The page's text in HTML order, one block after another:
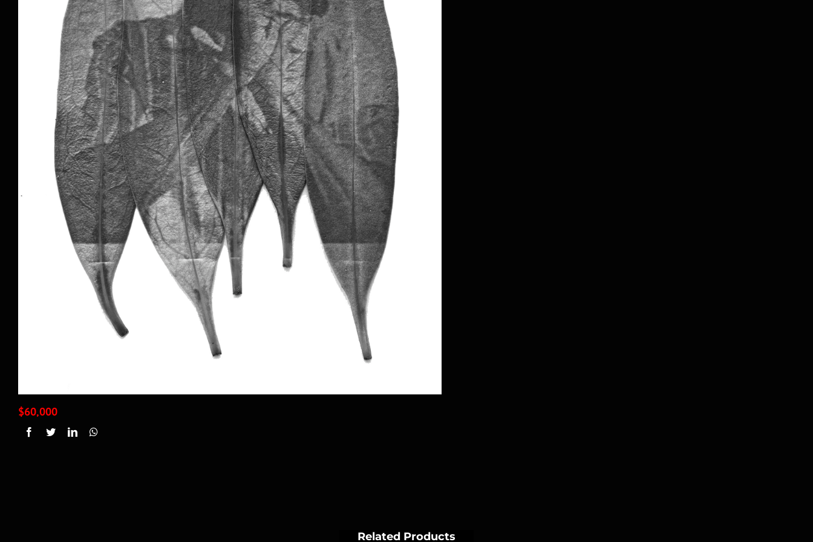
$60,000
Related Products